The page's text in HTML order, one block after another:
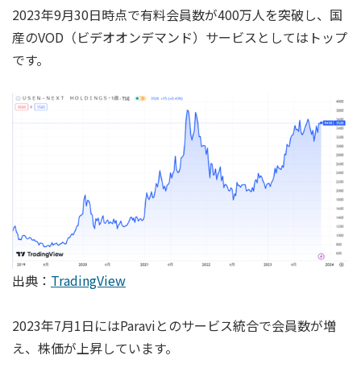
2023年9月30日時点で有料会員数が400万人を突破し、国
産のVOD（ビデオオンデマンド）サービスとしてはトップ
です。
出典： TradingView
2023年7月1日にはParaviとのサービス統合で会員数が増
え、株価が上昇しています。